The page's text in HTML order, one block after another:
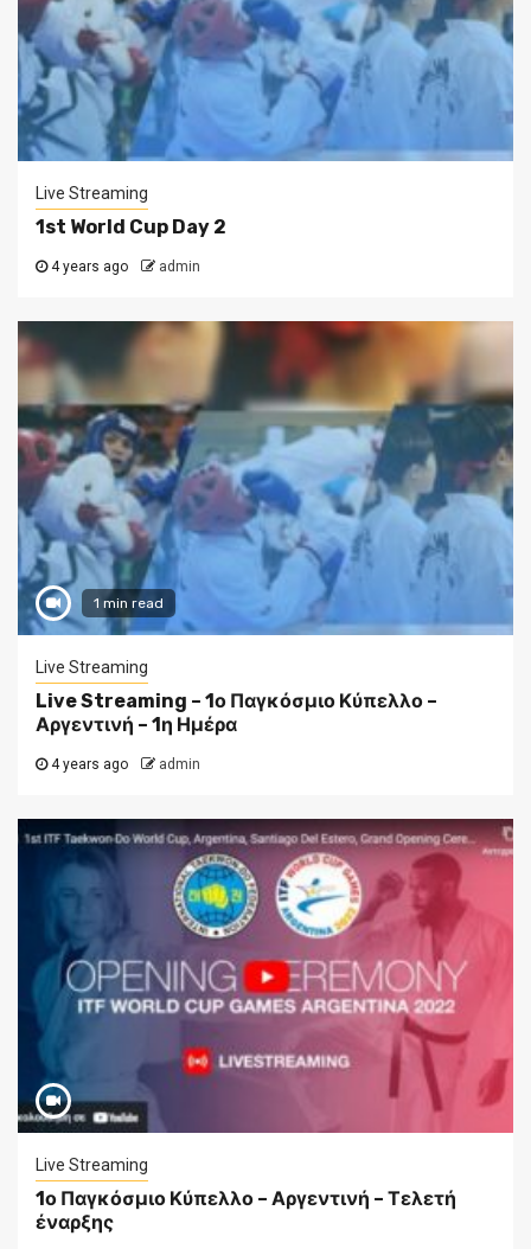
Live Streaming
1st World Cup Day 2
4 years ago admin
1 min read
Live Streaming
Live Streaming – 1ο Παγκόσμιο Κύπελλο –
Αργεντινή – 1η Ημέρα
4 years ago admin
Live Streaming
1ο Παγκόσμιο Κύπελλο – Αργεντινή – Τελετή
έναρξης